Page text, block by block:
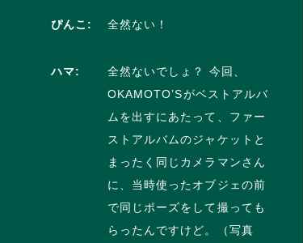
ぴんこ: 全然ない！
ハマ:
全然ないでしょ？ 今回、
OKAMOTO’Sがベストアルバ
ムを出すにあたって、ファー
ストアルバムのジャケットと
まったく同じカメラマンさん
に、当時使ったオブジェの前
で同じポーズをして撮っても
らったんですけど。（写真